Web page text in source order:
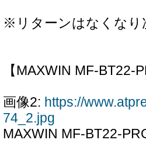
※リターンはなくなり
【MAXWIN MF-BT22-
画像2: https://
74_2.jpg
MAXWIN MF-BT22-